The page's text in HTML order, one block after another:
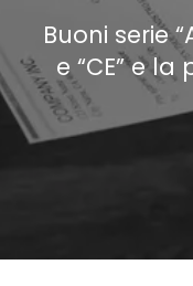
Buoni serie
e “CE” e